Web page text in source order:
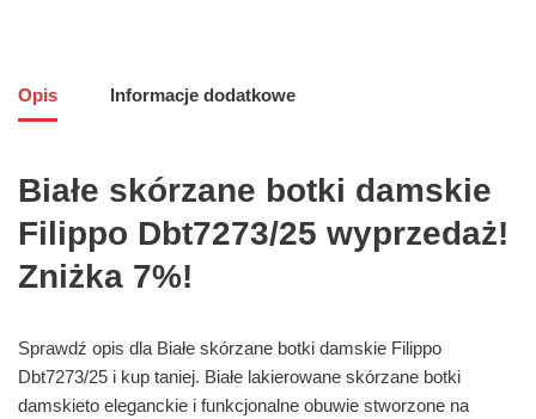
Opis Informacje dodatkowe
Białe skórzane botki damskie
Filippo Dbt7273/25 wyprzedaż!
Zniżka 7%!
Sprawdź opis dla Białe skórzane botki damskie Filippo
Dbt7273/25 i kup taniej. Białe lakierowane skórzane botki
damskieto eleganckie i funkcjonalne obuwie stworzone na